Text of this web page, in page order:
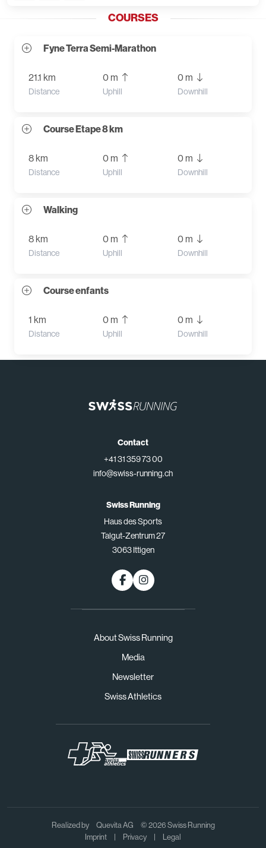
COURSES
Fyne Terra Semi-Marathon
21.1 km
Distance
0 m
Uphill
0 m
Downhill
Course Etape 8 km
8 km
Distance
0 m
Uphill
0 m
Downhill
Walking
8 km
Distance
0 m
Uphill
0 m
Downhill
Course enfants
1 km
Distance
0 m
Uphill
0 m
Downhill
About Swiss Running
Media
Newsletter
Swiss Athletics
Contact
+41 31 359 73 00
info@swiss-running.ch
Swiss Running
Haus des Sports
Talgut-Zentrum 27
3063 Ittigen
Realized by Quevita AG
© 2026 Swiss Running
Imprint
Privacy Legal